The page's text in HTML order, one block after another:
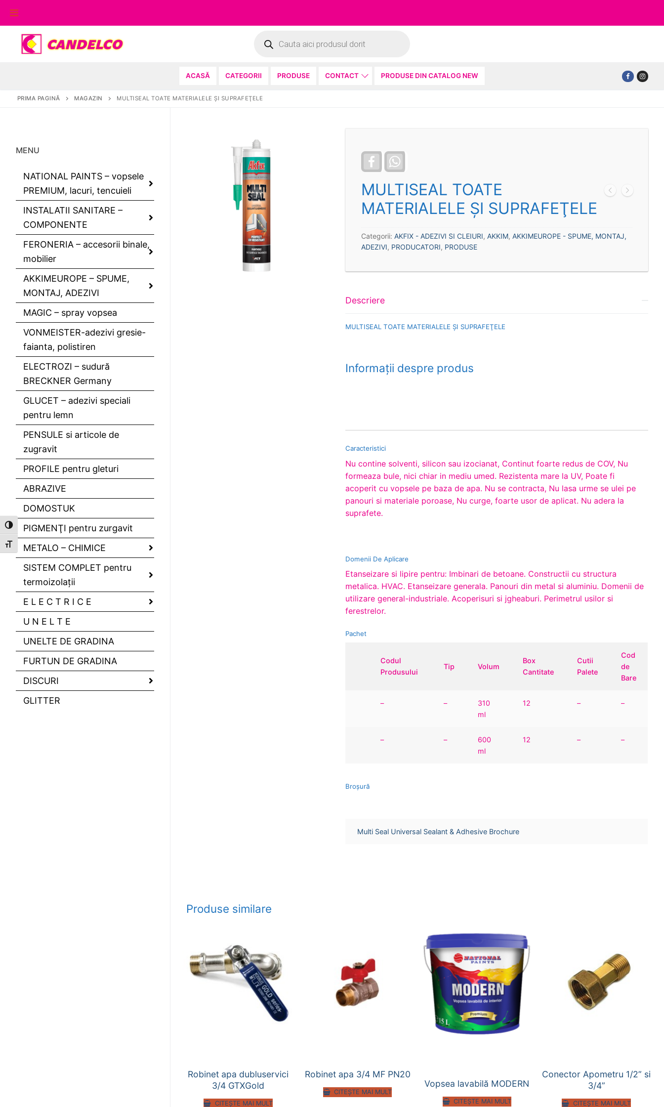
Toggle High Contrast
Toggle Font size
conținut
search
ACASĂ CATEGORII PRODUSE CONTACT PRODUSE DIN CATALOG NEW
PRIMA PAGINĂ MAGAZIN MULTISEAL TOATE MATERIALELE ŞI SUPRAFEŢELE
Facebook
MULTISEAL TOATE
MATERIALELE ŞI SUPRAFEŢELE
Categorii:AKFIX - ADEZIVI SI CLEIURI,AKKIM,AKKIMEUROPE - SPUME, MONTAJ,
ADEZIVI, PRODUCATORI, PRODUSE
Descriere
MULTISEAL TOATE MATERIALELE ŞI SUPRAFEŢELE
Informații despre produs
Caracteristici
Nu contine solventi, silicon sau izocianat, Continut foarte redus de COV, Nu
formeaza bule, nici chiar in mediu umed. Rezistenta mare la UV, Poate fi
acoperit cu vopsele pe baza de apa. Nu se contracta, Nu lasa urme se ulei pe
panouri si materiale poroase, Nu curge, foarte usor de aplicat. Nu adera la
suprafete.
Domenii De Aplicare
Etanseizare si lipire pentru: Imbinari de betoane. Constructii cu structura
metalica. HVAC. Etanseizare generala. Panouri din metal si aluminiu. Domenii de
utilizare general-industriale. Acoperisuri si jgheaburi. Perimetrul usilor si
ferestrelor.
Pachet
Codul
Produsului
Tip Volum
Box
Cantitate
Cutii
Palete
Cod
de
Bare
– –
310
ml
12 – –
– –
600
ml
12 – –
Broşură
Multi Seal Universal Sealant & Adhesive Brochure
Produse similare
Robinet apa dubluservici
3/4 GTXGold
CITEȘTE MAI MULT
Robinet apa 3/4 MF PN20
CITEȘTE MAI MULT
Vopsea lavabilă MODERN
CITEȘTE MAI MULT
Conector Apometru 1/2” si
3/4”
CITEȘTE MAI MULT
MENU
NATIONAL PAINTS – vopsele
PREMIUM, lacuri, tencuieli
INSTALATII SANITARE –
COMPONENTE
FERONERIA – accesorii binale,
mobilier
AKKIMEUROPE – SPUME,
MONTAJ, ADEZIVI
MAGIC – spray vopsea
VONMEISTER-adezivi gresie-
faianta, polistiren
ELECTROZI – sudură
BRECKNER Germany
GLUCET – adezivi speciali
pentru lemn
PENSULE si articole de
zugravit
PROFILE pentru gleturi
ABRAZIVE
DOMOSTUK
PIGMENŢI pentru zurgavit
METALO – CHIMICE
SISTEM COMPLET pentru
termoizolaţii
E L E C T R I C E
U N E L T E
UNELTE DE GRADINA
FURTUN DE GRADINA
DISCURI
GLITTER